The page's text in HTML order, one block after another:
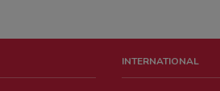
INTERNATIONAL